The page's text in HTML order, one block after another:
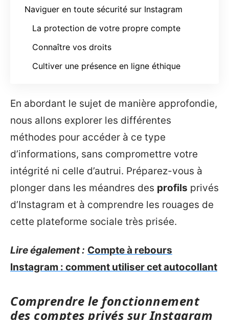
Naviguer en toute sécurité sur Instagram
La protection de votre propre compte
Connaître vos droits
Cultiver une présence en ligne éthique
En abordant le sujet de manière approfondie,
nous allons explorer les différentes
méthodes pour accéder à ce type
d’informations, sans compromettre votre
intégrité ni celle d’autrui. Préparez-vous à
plonger dans les méandres des profils privés
d’Instagram et à comprendre les rouages de
cette plateforme sociale très prisée.
Lire également : Compte à rebours
Instagram : comment utiliser cet autocollant
Comprendre le fonctionnement
des comptes privés sur Instagram